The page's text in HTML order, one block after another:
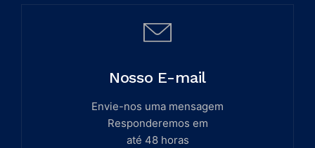
Nosso E-mail
Envie-nos uma mensagem
Responderemos em
até 48 horas